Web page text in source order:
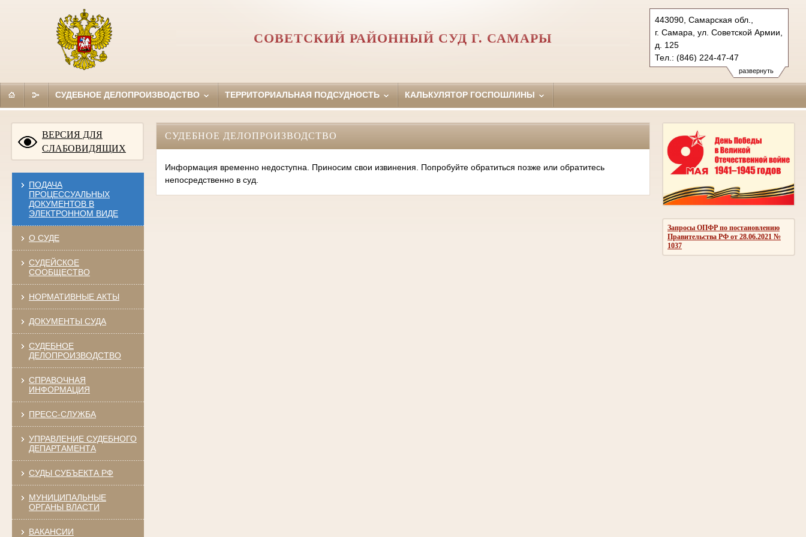
развернуть
443090, Самарская обл.,
г. Самара, ул. Советской Армии,
д. 125
Тел.: (846) 224-47-47
sovetsky.sam@sudrf.ru
СОВЕТСКИЙ РАЙОННЫЙ СУД Г. САМАРЫ
СУДЕБНОЕ ДЕЛОПРОИЗВОДСТВО ТЕРРИТОРИАЛЬНАЯ ПОДСУДНОСТЬ КАЛЬКУЛЯТОР ГОСПОШЛИНЫ
ВЕРСИЯ ДЛЯ
СЛАБОВИДЯЩИХ
ПОДАЧА
ПРОЦЕССУАЛЬНЫХ
ДОКУМЕНТОВ В
ЭЛЕКТРОННОМ ВИДЕ
О СУДЕ
СУДЕЙСКОЕ
СООБЩЕСТВО
НОРМАТИВНЫЕ АКТЫ
ДОКУМЕНТЫ СУДА
СУДЕБНОЕ
ДЕЛОПРОИЗВОДСТВО
СПРАВОЧНАЯ
ИНФОРМАЦИЯ
ПРЕСС-СЛУЖБА
УПРАВЛЕНИЕ СУДЕБНОГО
ДЕПАРТАМЕНТА
СУДЫ СУБЪЕКТА РФ
МУНИЦИПАЛЬНЫЕ
ОРГАНЫ ВЛАСТИ
ВАКАНСИИ
Запросы ОПФР по постановлению
Правительства РФ от 28.06.2021 №
1037
СУДЕБНОЕ ДЕЛОПРОИЗВОДСТВО
Информация временно недоступна. Приносим свои извинения. Попробуйте обратиться позже или обратитесь
непосредственно в суд.